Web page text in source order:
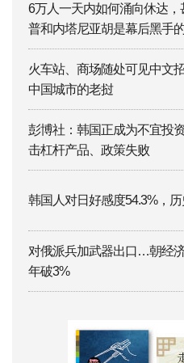
6万人一天内如何涌向休达，
普和内塔尼亚胡是幕后黑手
火车站、商场随处可见中文
中国城市的老挝
彭博社：韩国正成为不宜投
击杠杆产品、政策失败
韩国人对日好感度54.3%，
对俄派兵加武器出口…朝经
年破3%